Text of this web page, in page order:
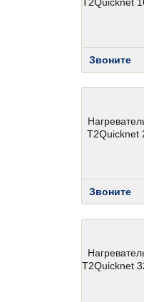
Звоните
T2Quicknet
Звоните
T2Quicknet